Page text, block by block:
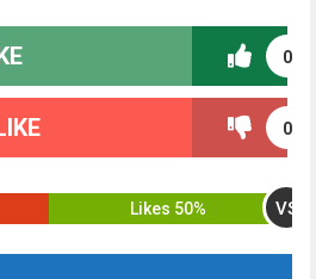
0
0
50% Likes VS